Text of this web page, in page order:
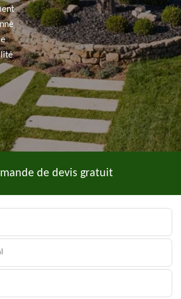
de devis gratuit